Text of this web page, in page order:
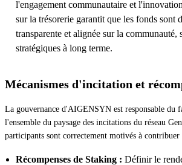
l'engagement communautaire et
sur la trésorerie garantit que les fonds sont
transparente et alignée sur la communauté,
stratégiques à long terme.
Mécanismes d'incitation et
La gouvernance d'AIGENSYN est responsable du
l'ensemble du paysage des incitations du réseau
participants sont correctement motivés à contribuer
Récompenses de Staking : Définir le